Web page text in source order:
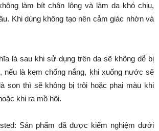
làm bít chân lông và làm da khó chịu,
Khi dùng không tạo nên cảm giác nhờn và
là sau khi sử dụng trên da sẽ không dễ bị
nếu là kem chống nắng, khi xuống nước sẽ
son thì sẽ không bị trôi hoặc phai màu khi
khi ra mồ hôi.
Sản phẩm đã được kiểm nghiệm dưới